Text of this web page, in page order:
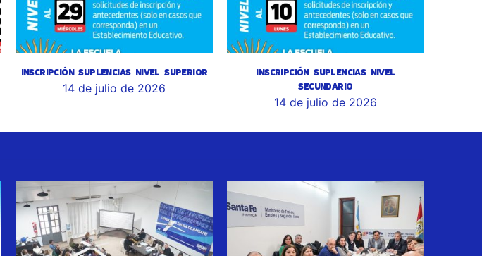
INSCRIPCIÓN SUPLENCIAS NIVEL SUPERIOR
14 de julio de 2026
INSCRIPCIÓN SUPLENCIAS NIVEL
SECUNDARIO
14 de julio de 2026